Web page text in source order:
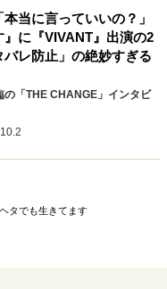
台
当に言っていいの？」
』に『VIVANT』出演の2
バレ防止」の絶妙すぎる
の「THE CHANGE」インタビ
タでも生きてます